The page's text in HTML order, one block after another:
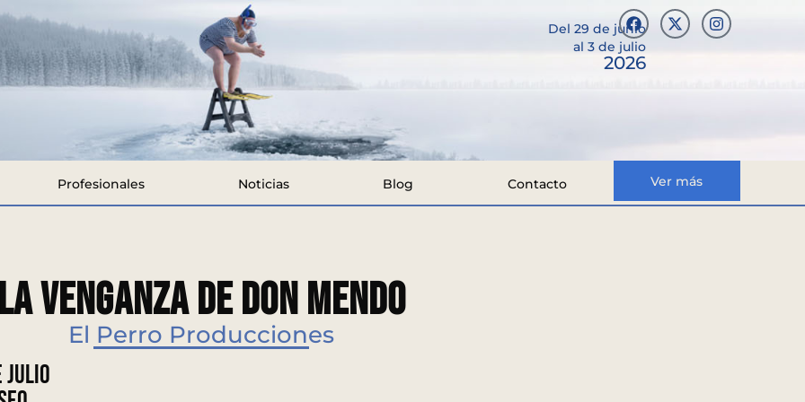
Del 29 de junio
al 3 de julio
2026
Profesionales Noticias Blog Contacto Ver más
LA VENGANZA DE DON MENDO
El Perro Producciones
julio